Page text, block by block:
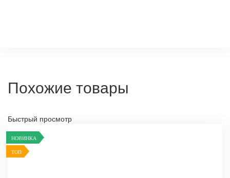
Похожие товары
Быстрый просмотр
НОВИНКА
ТОП